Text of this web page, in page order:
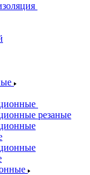
резаные